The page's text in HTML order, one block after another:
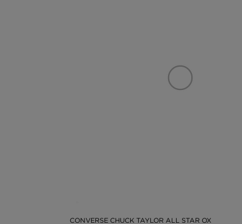
CONVERSE CHUCK TAYLOR ALL STAR OX